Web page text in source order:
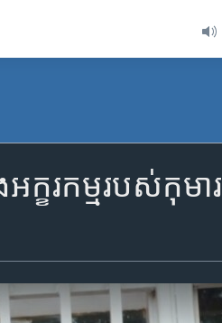
ក្ខរកម្ម​របស់​កុមារ